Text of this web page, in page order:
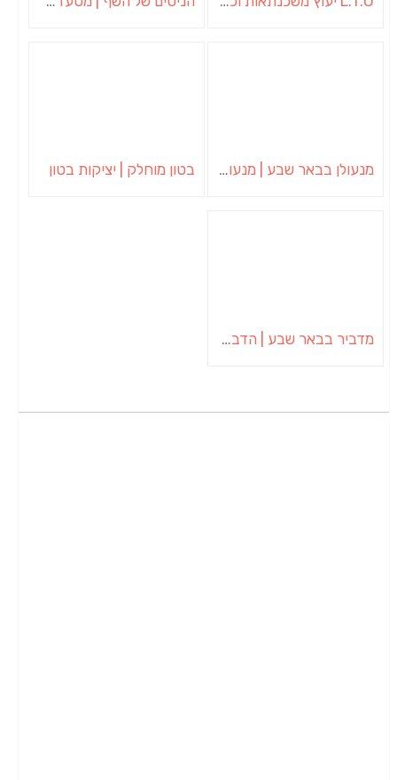
מנעולן בבאר שבע | מנעולן באופקים | ויטלי המנעולן בטון מוחלק | יציקות בטון
מדביר בבאר שבע | הדברה בבאר שבע | יוגב הדברות